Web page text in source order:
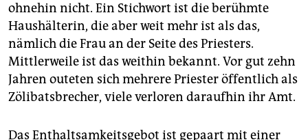
ohnehin nicht. Ein Stichwort ist die berühmte
Haushälterin, die aber weit mehr ist als das,
nämlich die Frau an der Seite des Priesters.
Mittlerweile ist das weithin bekannt. Vor gut zehn
Jahren outeten sich mehrere Priester öffentlich als
Zölibatsbrecher, viele verloren daraufhin ihr Amt.
Das Enthaltsamkeitsgebot ist gepaart mit einer